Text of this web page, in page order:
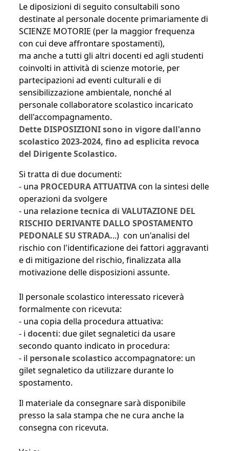
Le diposizioni di seguito consultabili sono
destinate al personale docente primariamente di
SCIENZE MOTORIE (per la maggior frequenza
con cui deve affrontare spostamenti),
ma anche a tutti gli altri docenti ed agli studenti
coinvolti in attività di scienze motorie, per
partecipazioni ad eventi culturali e di
sensibilizzazione ambientale, nonché al
personale collaboratore scolastico incaricato
dell'accompagnamento.
Dette DISPOSIZIONI sono in vigore dall'anno
scolastico 2023-2024, fino ad esplicita revoca
del Dirigente Scolastico.
Si tratta di due documenti:
- una PROCEDURA ATTUATIVAcon la sintesi delle
operazioni da svolgere
- una relazione tecnica di VALUTAZIONE DEL
RISCHIO DERIVANTE DALLO SPOSTAMENTO
PEDONALE SU STRADA...) con un'analisi del
rischio con l'identificazione dei fattori aggravanti
e di mitigazione del rischio, finalizzata alla
motivazione delle disposizioni assunte.
Il personale scolastico interessato riceverà
formalmente con ricevuta:
- una copia della procedura attuativa:
- i docenti: due gilet segnaletici da usare
secondo quanto indicato in procedura:
- il personale scolasticoaccompagnatore: un
gilet segnaletico da utilizzare durante lo
spostamento.
Il materiale da consegnare sarà disponibile
presso la sala stampa che ne cura anche la
consegna con ricevuta.